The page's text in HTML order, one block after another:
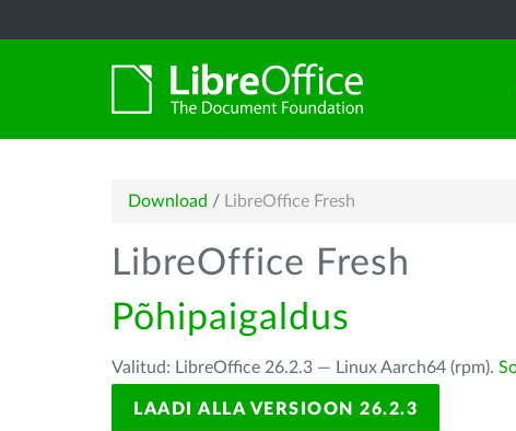
Download / LibreOffice Fresh
LibreOffice Fresh
Põhipaigaldus
Valitud: LibreOffice 26.2.3 — Linux Aarch64 (rpm).
LAADI ALLA VERSIOON 26.2.3